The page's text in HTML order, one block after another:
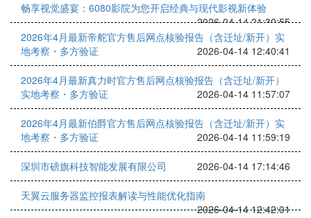
畅享视觉盛宴：6080影院为您开启经典与现代影视新体验
2026-04-14 21:30:55
2026年4月最新帝舵官方售后网点核验报告（含迁址/新开）实
地考察・多方验证
2026-04-14 12:40:41
2026年4月最新真力时官方售后网点核验报告（含迁址/新开）
实地考察・多方验证
2026-04-14 11:57:07
2026年4月最新伯爵官方售后网点核验报告（含迁址/新开）实
地考察・多方验证
2026-04-14 11:59:19
深圳市磅旗科技智能发展有限公司 2026-04-14 17:14:46
天翼云服务器监控报表解读与性能优化指南
2026-04-14 12:42:01